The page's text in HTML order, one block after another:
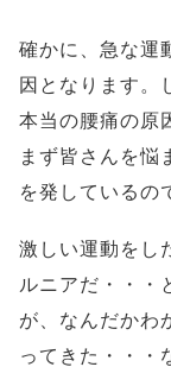
確かに、急な運
因となります。
本当の腰痛の原
まず皆さんを悩
を発しているの
激しい運動をし
ルニアだ・・・
が、なんだかわ
ってきた・・・